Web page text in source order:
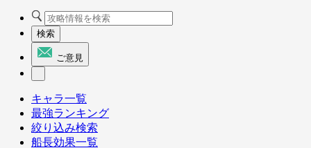
検索
ご意見
キャラ一覧
最強ランキング
絞り込み検索
船長効果一覧